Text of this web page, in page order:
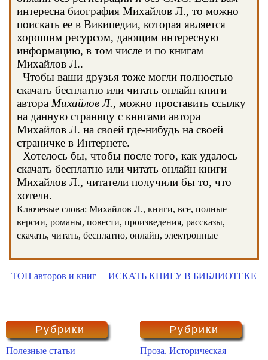
интересна биография Михайлов Л., то можно
поискать ее в Википедии, которая является
хорошим ресурсом, дающим интересную
информацию, в том числе и по книгам
Михайлов Л..
Чтобы ваши друзья тоже могли полностью
скачать бесплатно или читать онлайн книги
автора Михайлов Л., можно проставить ссылку
на данную страницу с книгами автора
Михайлов Л. на своей где-нибудь на своей
страничке в Интернете.
Хотелось бы, чтобы после того, как удалось
скачать бесплатно или читать онлайн книги
Михайлов Л., читатели получили бы то, что
хотели.
Ключевые слова: Михайлов Л., книги, все, полные
версии, романы, повести, произведения, рассказы,
скачать, читать, бесплатно, онлайн, электронные
ТОП авторов и книг ИСКАТЬ КНИГУ В БИБЛИОТЕКЕ
Рубрики
Полезные статьи
Рубрики
Проза. Историческая